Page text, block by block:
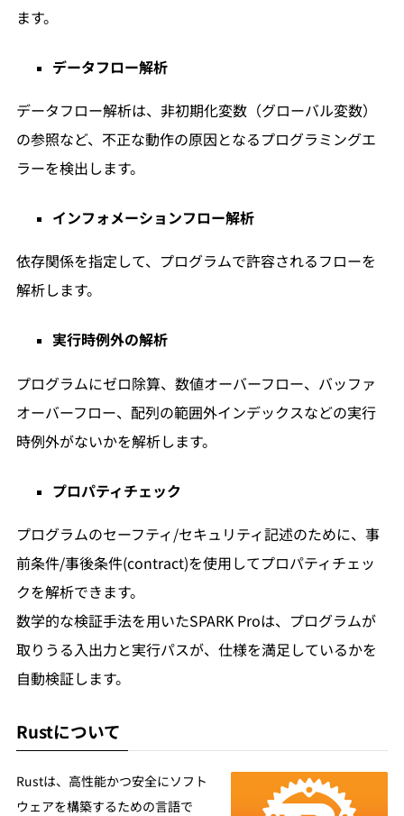
ます。
データフロー解析
データフロー解析は、非初期化変数（グローバル変数）
の参照など、不正な動作の原因となるプログラミングエ
ラーを検出します。
インフォメーションフロー解析
依存関係を指定して、プログラムで許容されるフローを
解析します。
実行時例外の解析
プログラムにゼロ除算、数値オーバーフロー、バッファ
オーバーフロー、配列の範囲外インデックスなどの実行
時例外がないかを解析します。
プロパティチェック
プログラムのセーフティ/セキュリティ記述のために、事
前条件/事後条件(contract)を使用してプロパティチェッ
クを解析できます。
数学的な検証手法を用いたSPARK Proは、プログラムが
取りうる入出力と実行パスが、仕様を満足しているかを
自動検証します。
Rustについて
Rustは、高性能かつ安全にソフト
ウェアを構築するための言語で